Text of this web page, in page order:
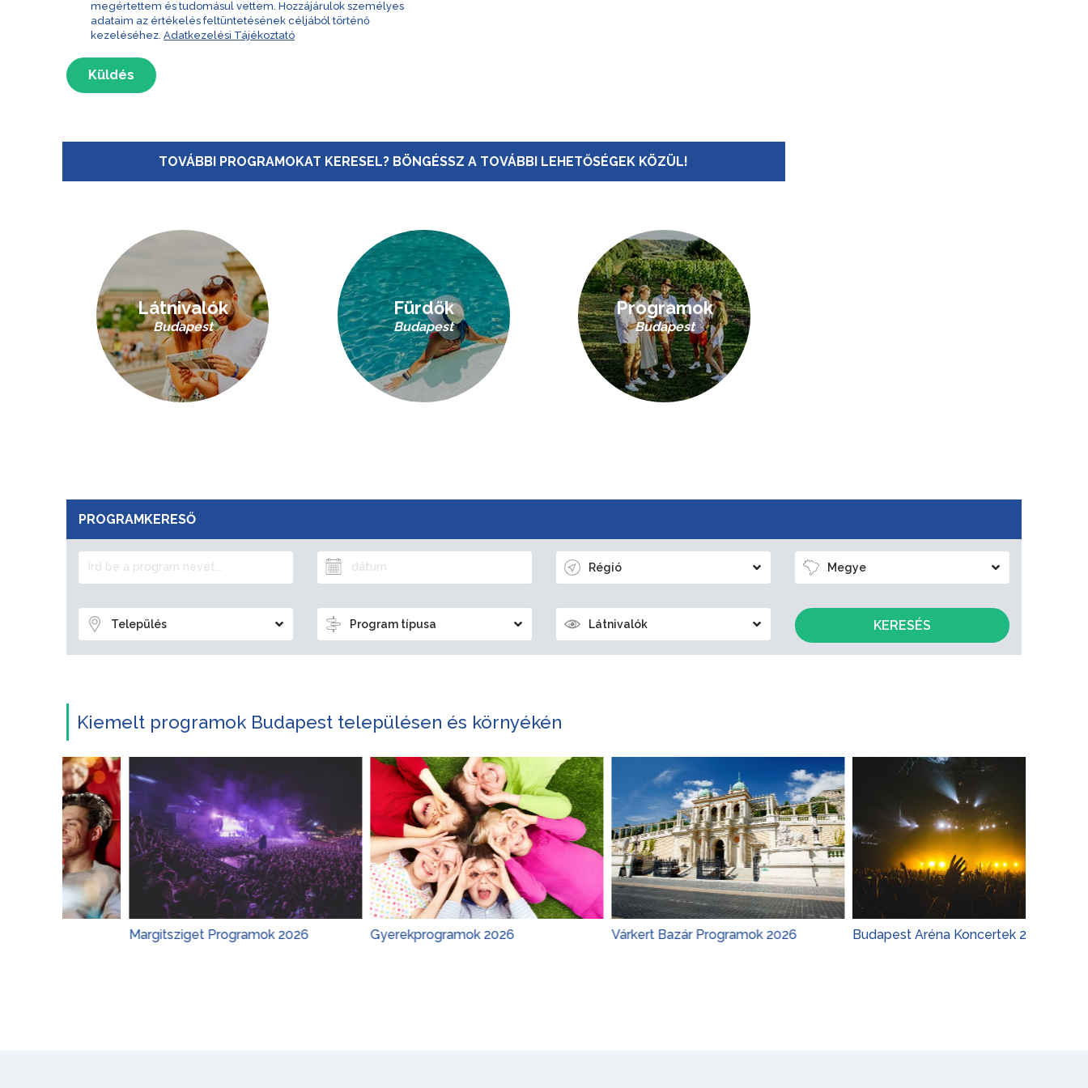
megértettem és tudomásul vettem. Hozzájárulok személyes
adataim az értékelés feltüntetésének céljából történő
kezeléséhez. Adatkezelési Tájékoztató
Küldés
TOVÁBBI PROGRAMOKAT KERESEL? BÖNGÉSSZ A TOVÁBBI LEHETŐSÉGEK KÖZÜL!
Látnivalók
Budapest
Fürdők
Budapest
Programok
Budapest
PROGRAMKERESŐ
Régió Megye
Település Program típusa Látnivalók KERESÉS
Kiemelt programok Budapest településen és környékén
Margitsziget Programok 2026 Gyerekprogramok 2026 Várkert Bazár Programok 2026 Budapest Aréna Koncertek 2026